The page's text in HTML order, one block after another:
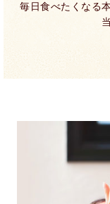
毎日食べたくなる